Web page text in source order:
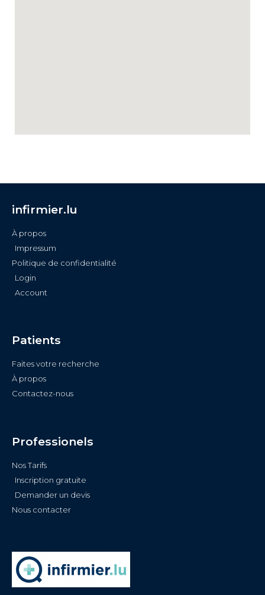
infirmier.lu
À propos
Impressum
Politique de confidentialité
Login
Account
Patients
Faites votre recherche
À propos
Contactez-nous
Professionels
Nos Tarifs
Inscription gratuite
Demander un devis
Nous contacter